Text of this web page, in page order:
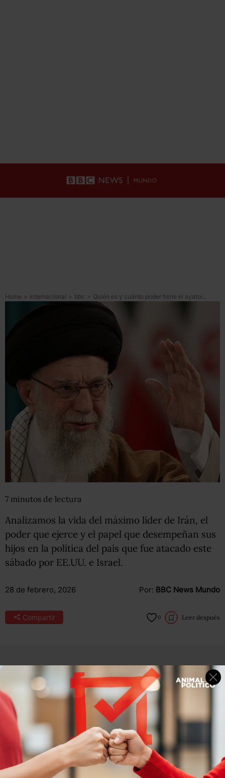
Home > Internacional > bbc >
7 minutos de lectura
Analizamos la vida del máximo líder de Irán, el
poder que ejerce y el papel que desempeñan sus
hijos en la política del país que fue atacado este
sábado por EE.UU. e Israel.
28 de febrero, 2026 Por: BBC News Mundo
Compartir 0 Leer después
Un nuevo desafío para el hombre más poderoso de Irán,
el ayatolá Alí Jamenei.
El ejército de Israel lanzó este sábado un ataque contra su
país con la participación de Estados Unidos.
En enero, el líder supremo iraní enfrentó el reto más
serio a su poder desde la Revolución Islámica de 1979,
cuando manifestaciones masivas sacudieron las calles del